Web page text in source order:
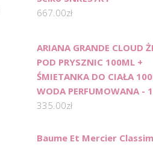
667.00zł
ARIANA GRANDE CLOUD
POD PRYSZNIC 100ML +
ŚMIETANKA DO CIAŁA
WODA PERFUMOWANA -
335.00zł
Baume Et Mercier